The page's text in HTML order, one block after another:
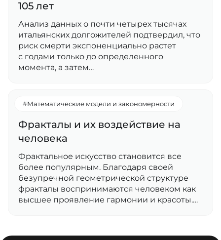
105 лет
Анализ данных о почти четырех тысячах
итальянских долгожителей подтвердил, что
риск смерти экспоненциально растет
с годами только до определенного
момента, а затем…
#Математические модели и закономерности
Фракталы и их воздействие на
человека
Фрактальное искусство становится все
более популярным. Благодаря своей
безупречной геометрической структуре
фракталы воспринимаются человеком как
высшее проявление гармонии и красоты.…